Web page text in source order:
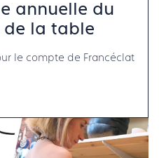
annuelle du
de la table
le compte de Francéclat